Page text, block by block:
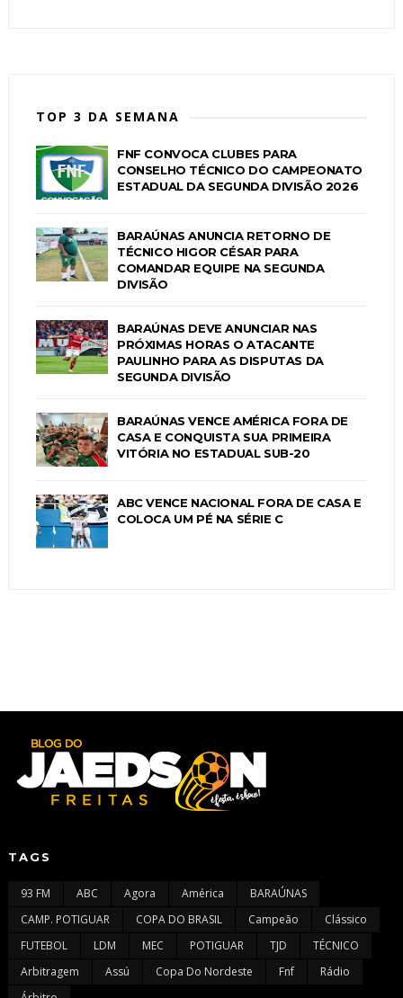
TOP 3 DA SEMANA
FNF CONVOCA CLUBES PARA
CONSELHO TÉCNICO DO CAMPEONATO
ESTADUAL DA SEGUNDA DIVISÃO 2026
BARAÚNAS ANUNCIA RETORNO DE
TÉCNICO HIGOR CÉSAR PARA
COMANDAR EQUIPE NA SEGUNDA
DIVISÃO
BARAÚNAS DEVE ANUNCIAR NAS
PRÓXIMAS HORAS O ATACANTE
PAULINHO PARA AS DISPUTAS DA
SEGUNDA DIVISÃO
BARAÚNAS VENCE AMÉRICA FORA DE
CASA E CONQUISTA SUA PRIMEIRA
VITÓRIA NO ESTADUAL SUB-20
ABC VENCE NACIONAL FORA DE CASA E
COLOCA UM PÉ NA SÉRIE C
TAGS
93 FM ABC Agora América
BARAÚNAS
CAMP. POTIGUAR
COPA DO BRASIL Campeão
Clássico
FUTEBOL
LDM MEC POTIGUAR TJD
TÉCNICO
Arbitragem
Assú Copa Do Nordeste Fnf
Rádio